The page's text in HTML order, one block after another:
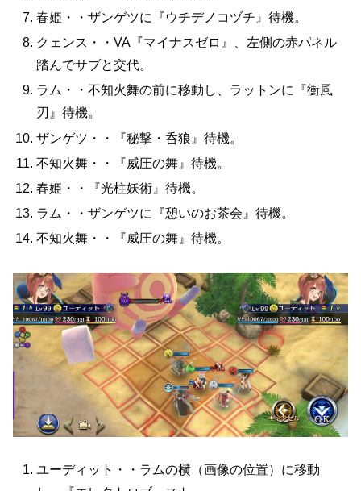
春姫・・ザンゲツに『ウチデノコヅチ』待機。
クェンス・・VA『マイナスゼロ』、左側の赤パネル
踏んでサブと交代。
ラム・・不知火舞の前に移動し、ラットンに『衝風
刃』待機。
ザンゲツ・・『秘撃・呑狼』待機。
不知火舞・・『威圧の舞』待機。
春姫・・『光柱妖術』待機。
ラム・・ザンゲツに『憩いのお茶会』待機。
不知火舞・・『威圧の舞』待機。
ユーディット・・ラムの横（画像の位置）に移動